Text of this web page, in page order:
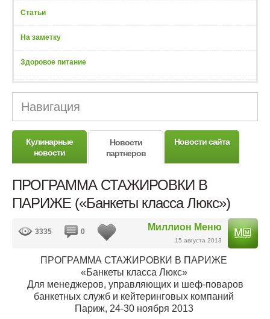
Статьи
На заметку
Здоровое питание
Навигация
Кулинарные
новости
Новости
партнеров
Новости сайта
ПРОГРАММА СТАЖИРОВКИ В
ПАРИЖЕ («Банкеты класса Люкс»)
Миллион Меню
15 августа 2013
3335 0
ПРОГРАММА СТАЖИРОВКИ В ПАРИЖЕ
«Банкеты класса Люкс»
Для менеджеров, управляющих и шеф-поваров
банкетных служб и кейтеринговых компаний
Париж, 24-30 ноября 2013